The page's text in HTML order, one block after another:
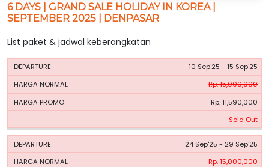
6 DAYS | GRAND SALE HOLIDAY IN KOREA |
SEPTEMBER 2025 | DENPASAR
List paket & jadwal keberangkatan
PERIODE
HARGA
10 Sep'25 - 15 Sep'25
Rp. 15,000,000
Rp. 11,590,000
Sold Out
24 Sep'25 - 29 Sep'25
Rp. 15,000,000